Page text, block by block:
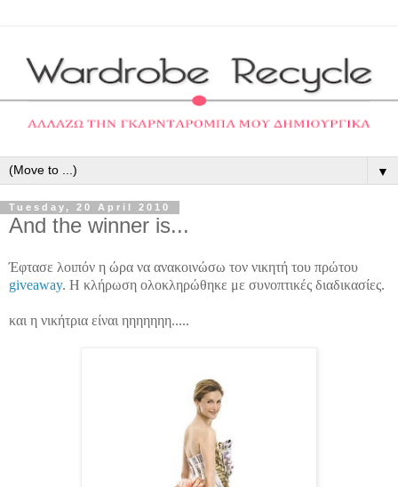
▼
Tuesday, 20 April 2010
And the winner is...
Έφτασε λοιπόν η ώρα να ανακοινώσω τον νικητή του πρώτου
giveaway. Η κλήρωση ολοκληρώθηκε με συνοπτικές διαδικασίες.
και η νικήτρια είναι ηηηηηηη.....